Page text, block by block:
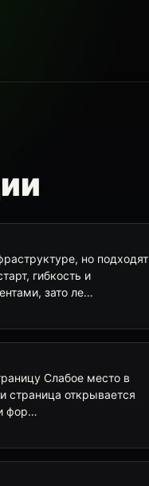
но подходят
гибкость и
зато ле…
Слабое место в
страница открывается
фор…